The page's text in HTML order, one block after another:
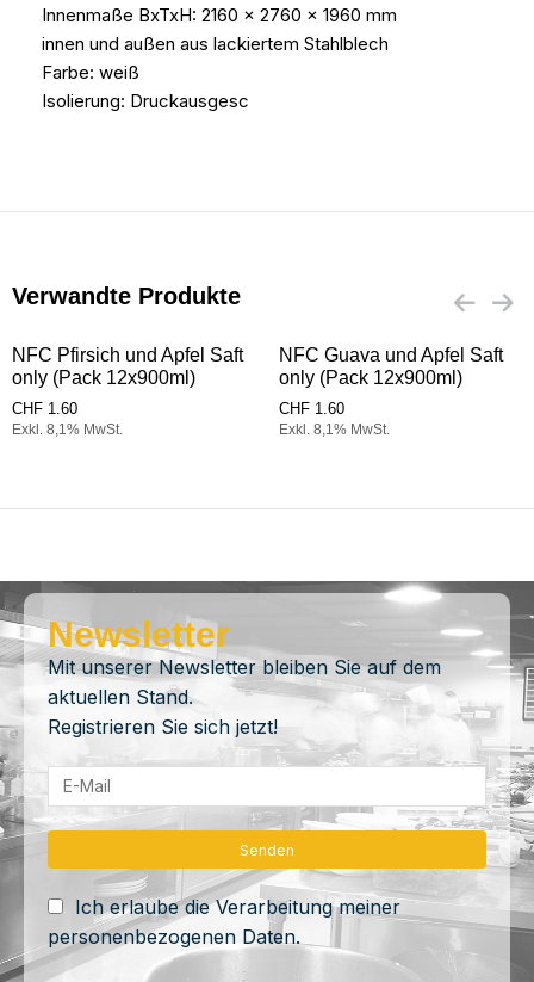
Innenmaße BxTxH: 2160 x 2760 x 1960 mm
innen und außen aus lackiertem Stahlblech
Farbe: weiß
Isolierung: Druckausgesc
Verwandte Produkte
NFC Pfirsich und Apfel Saft
only (Pack 12x900ml)
CHF 1.60
Exkl. 8,1% MwSt.
NFC Guava und Apfel Saft
only (Pack 12x900ml)
CHF 1.60
Exkl. 8,1% MwSt.
Newsletter
Mit unserer Newsletter bleiben Sie auf dem
aktuellen Stand.
Registrieren Sie sich jetzt!
Ich erlaube die Verarbeitung meiner
personenbezogenen Daten.